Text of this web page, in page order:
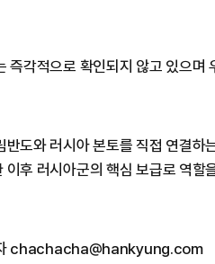
즉각적으로 확인되지 않고 있으며
반도와 러시아 본토를 직접 연결
이후 러시아군의 핵심 보급로 역할
chachacha@hankyung.com